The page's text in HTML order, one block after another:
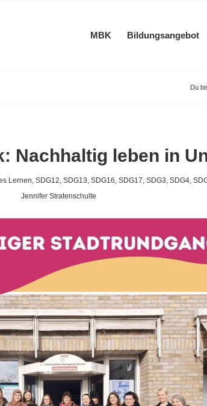
MBK Bildungsangebot
Du
Nachhaltig leben in
Lernen, SDG12, SDG13, SDG16, SDG17, SDG3, SDG4,
Jennifer Stratenschulte